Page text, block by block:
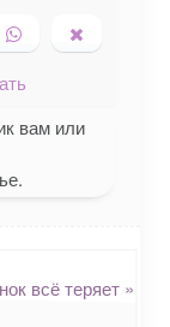
Поделиться в
Поделиться в
WhatsApp
в X
вам или
всё теряет »